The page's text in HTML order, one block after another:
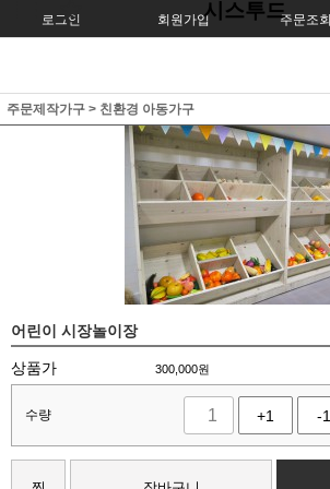
로그인 회원가입 주문조회
시스투드
주문제작가구 > 친환경 아동가구
어린이 시장놀이장
상품가 300,000원
수량 +1 -1